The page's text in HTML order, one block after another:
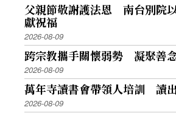
父親節敬謝護法恩 南台別院
獻祝福
2026-08-09
跨宗教攜手關懷弱勢 凝聚善
2026-08-09
萬年寺讀書會帶領人培訓 讀
2026-08-09